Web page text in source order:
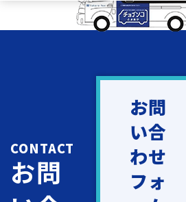
CONTACT
お問
お問
い合
わせ
フォ